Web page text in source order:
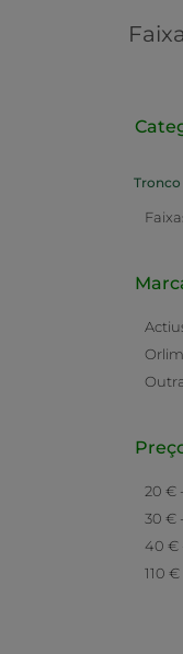
Tronco
20 €
30 €
40 €
110 €